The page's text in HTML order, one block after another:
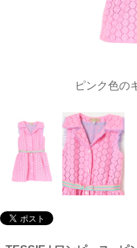
ピンク色の